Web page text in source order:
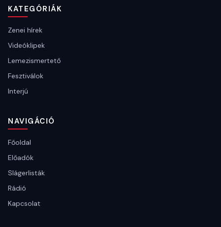
KATEGÓRIÁK
Zenei hírek
Videóklipek
Lemezismertető
Fesztiválok
Interjú
NAVIGÁCIÓ
Főoldal
Előadók
Slágerlisták
Rádió
Kapcsolat